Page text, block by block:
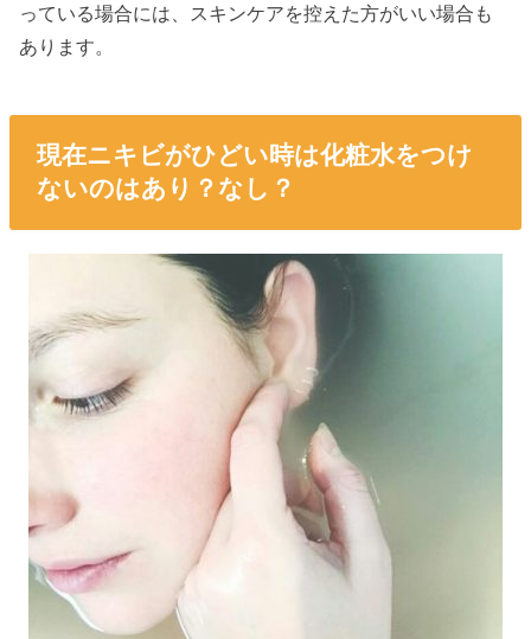
っている場合には、スキンケアを控えた方がいい場合も
あります。
現在ニキビがひどい時は化粧水をつけ
ないのはあり？なし？